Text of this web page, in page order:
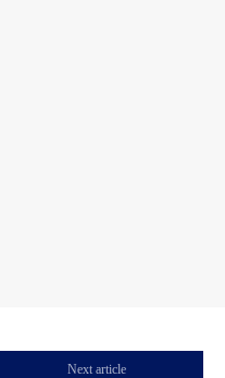
Next article